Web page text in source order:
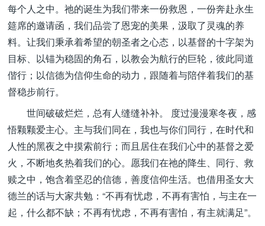
每个人之中。祂的诞生为我们带来一份救恩，一份奔赴永生
筵席的邀请函，我们品尝了恩宠的美果，汲取了灵魂的养
料。让我们秉承着希望的朝圣者之心态，以基督的十字架为
目标、以锚为稳固的角石，以教会为航行的巨轮，彼此同道
偕行；以信德为信仰生命的动力，跟随着与陪伴着我们的基
督稳步前行。
世间破破烂烂，总有人缝缝补补。 度过漫漫寒冬夜，感
悟颗颗爱主心。主与我们同在，我也与你们同行，在时代和
人性的黑夜之中摸索前行；而且居住在我们心中的基督之爱
火，不断地炙热着我们的心。愿我们在祂的降生、同行、救
赎之中，饱含着坚忍的信德，善度信仰生活。也借用圣女大
德兰的话与大家共勉：“不再有忧虑，不再有害怕，与主在一
起，什么都不缺；不再有忧虑，不再有害怕，有主就满足”。